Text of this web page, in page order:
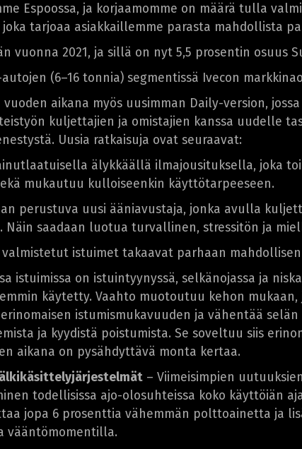
Espoossa, ja korjaamomme on määrä tulla
tarjoaa asiakkaillemme parasta mahdollista
vuonna 2021, ja sillä on nyt 5,5 prosentin osuus
(6–16 tonnia) segmentissä Ivecon
vuoden aikana myös uusimman Daily-version,
kuljettajien ja omistajien kanssa uudelle
Uusia ratkaisuja ovat seuraavat:
älykkäällä ilmajousituksella, joka
mukautuu kulloiseenkin käyttötarpeeseen.
perustuva uusi ääniavustaja, jonka avulla
Näin saadaan luotua turvallinen, stressitön ja
valmistetut istuimet takaavat parhaan
istuimissa on istuintyynyssä, selkänojassa ja
käytetty. Vaahto muotoutuu kehon
istumismukavuuden ja vähentää
ja kyydistä poistumista. Se soveltuu siis
aikana on pysähdyttävä monta kertaa.
– Viimeisimpien
todellisissa ajo-olosuhteissa koko käyttöiän
jopa 6 prosenttia vähemmän polttoainetta ja
vääntömomentilla.